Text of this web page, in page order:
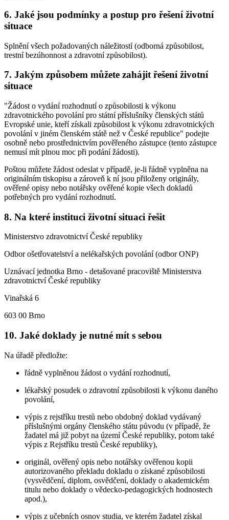
6. Jaké jsou podmínky a postup pro řešení životní
situace
Splnění všech požadovaných náležitostí (odborná způsobilost,
trestní bezúhonnost a zdravotní způsobilost).
7. Jakým způsobem můžete zahájit řešení životní
situace
"Žádost o vydání rozhodnutí o způsobilosti k výkonu
zdravotnického povolání pro státní příslušníky členských států
Evropské unie, kteří získali způsobilost k výkonu zdravotnických
povolání v jiném členském státě než v České republice" podejte
osobně nebo prostřednictvím pověřeného zástupce (tento zástupce
nemusí mít plnou moc při podání žádosti).
Poštou můžete žádost odeslat v případě, je-li řádně vyplněna na
originálním tiskopisu a zároveň k ní jsou přiloženy originály,
ověřené opisy nebo notářsky ověřené kopie všech dokladů
potřebných pro vydání rozhodnutí.
8. Na které instituci životní situaci řešit
Ministerstvo zdravotnictví České republiky
Odbor ošetřovatelství a nelékařských povolání (odbor ONP)
Uznávací jednotka Brno - detašované pracoviště Ministerstva
zdravotnictví České republiky
Vinařská 6
603 00 Brno
10. Jaké doklady je nutné mít s sebou
Na úřadě předložte:
řádně vyplněnou žádost o vydání rozhodnutí,
lékařský posudek o zdravotní způsobilosti k výkonu daného
povolání,
výpis z rejstříku trestů nebo obdobný doklad vydávaný
příslušnými orgány členského státu původu (v případě, že
žadatel má již pobyt na území České republiky, potom také
výpis z Rejstříku trestů České republiky),
originál, ověřený opis nebo notářsky ověřenou kopii
autorizovaného překladu dokladu o získané způsobilosti
(vysvědčení, diplom, osvědčení, doklady o akademickém
titulu nebo doklady o vědecko-pedagogických hodnostech
apod.),
výpis z učebních osnov studia, ve kterém žadatel získal